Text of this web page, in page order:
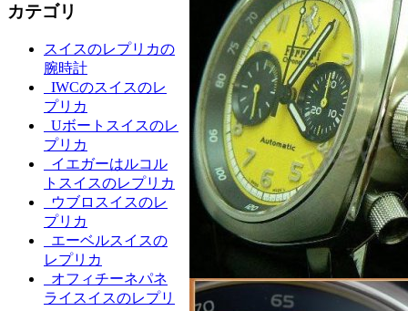
カテゴリ
スイスのレプリカの
腕時計
IWCのスイスのレ
プリカ
Uボートスイスのレ
プリカ
イエガーはルコル
トスイスのレプリカ
ウブロスイスのレ
プリカ
エーベルスイスの
レプリカ
オフィチーネパネ
ライスイスのレプリ